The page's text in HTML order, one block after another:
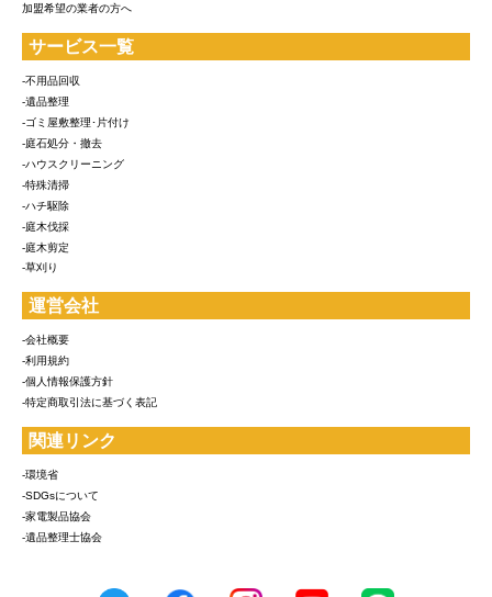
加盟希望の業者の方へ
サービス一覧
-不用品回収
-遺品整理
-ゴミ屋敷整理･片付け
-庭石処分・撤去
-ハウスクリーニング
-特殊清掃
-ハチ駆除
-庭木伐採
-庭木剪定
-草刈り
運営会社
-会社概要
-利用規約
-個人情報保護方針
-特定商取引法に基づく表記
関連リンク
-環境省
-SDGsについて
-家電製品協会
-遺品整理士協会